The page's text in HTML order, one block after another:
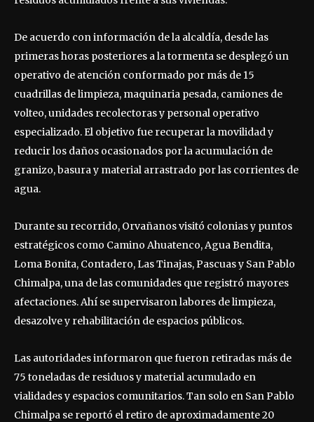
De acuerdo con información de la alcaldía, desde las
primeras horas posteriores a la tormenta se desplegó un
operativo de atención conformado por más de 15
cuadrillas de limpieza, maquinaria pesada, camiones de
volteo, unidades recolectoras y personal operativo
especializado. El objetivo fue recuperar la movilidad y
reducir los daños ocasionados por la acumulación de
granizo, basura y material arrastrado por las corrientes de
agua.
Durante su recorrido, Orvañanos visitó colonias y puntos
estratégicos como Camino Ahuatenco, Agua Bendita,
Loma Bonita, Contadero, Las Tinajas, Pascuas y San Pablo
Chimalpa, una de las comunidades que registró mayores
afectaciones. Ahí se supervisaron labores de limpieza,
desazolve y rehabilitación de espacios públicos.
Las autoridades informaron que fueron retiradas más de
75 toneladas de residuos y material acumulado en
vialidades y espacios comunitarios. Tan solo en San Pablo
Chimalpa se reportó el retiro de aproximadamente 20